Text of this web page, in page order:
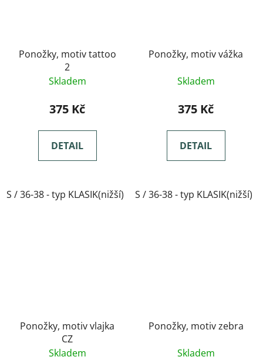
Ponožky, motiv tattoo
2
Skladem
375 Kč
DETAIL
S / 36-38 - typ KLASIK(nižší) M / 39-41- typ KLASIK(nižší)
Ponožky, motiv vážka
Skladem
375 Kč
DETAIL
S / 36-38 - typ KLASIK(nižší)
Ponožky, motiv vlajka
CZ
Skladem
Ponožky, motiv zebra
Skladem